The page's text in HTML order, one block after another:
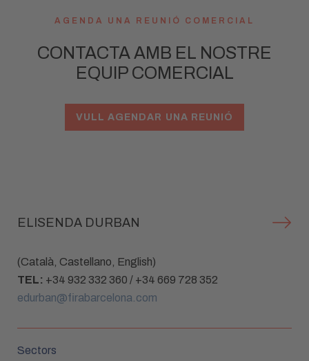
AGENDA UNA REUNIÓ COMERCIAL
CONTACTA AMB EL NOSTRE
EQUIP COMERCIAL
VULL AGENDAR UNA REUNIÓ
ELISENDA DURBAN
(Català, Castellano, English)
TEL: +34 932 332 360 / +34 669 728 352
edurban@firabarcelona.com
Sectors